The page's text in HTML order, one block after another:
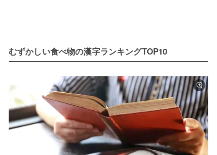
むずかしい食べ物の漢字ランキングTOP10